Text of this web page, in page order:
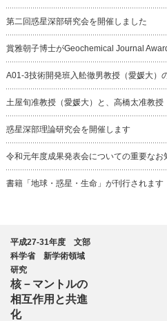
第二回惑星深部研究会を開催しました
賞雅朝子博士がGeochemical Journal
A01-3技術開発班入舩徹男教授（愛媛大）
土屋旬准教授（愛媛大）と、高橋太准教
惑星深部理論研究会を開催します
令和元年度成果発表会についての重要なお
書籍「地球・惑星・生命」が刊行されます
平成27-31年度 文部
科学省 新学術領域
研究
核－マントルの
相互作用と共進
化